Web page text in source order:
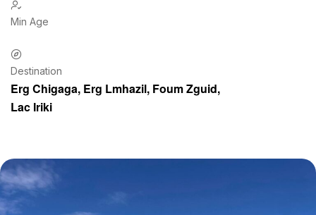
Min Age
Destination
Erg Chigaga, Erg Lmhazil, Foum Zguid,
Lac Iriki